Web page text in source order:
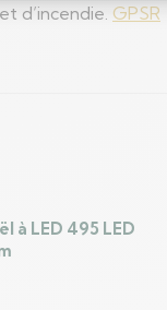
d’incendie. GPSR
à LED 495 LED